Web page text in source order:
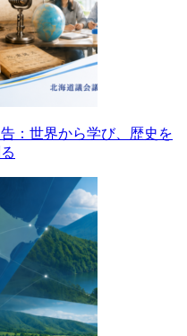
：世界から学び、歴史を